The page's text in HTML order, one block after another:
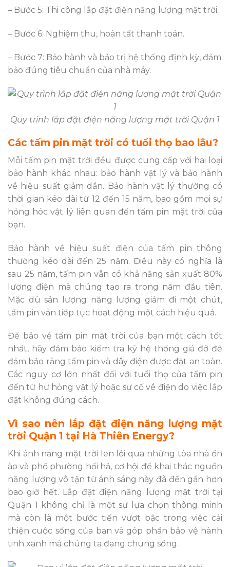
– Bước 5: Thi công lắp đặt điện năng lượng mặt trời.
– Bước 6: Nghiệm thu, hoàn tất thanh toán.
– Bước 7: Bảo hành và bảo trị hệ thống định kỳ, đảm
bảo đúng tiêu chuẩn của nhà máy.
Quy trình lắp đặt điện năng lượng mặt trời Quận 1
Các tấm pin mặt trời có tuổi thọ bao lâu?
Mỗi tấm pin mặt trời đều được cung cấp với hai loại
bảo hành khác nhau: bảo hành vật lý và bảo hành
về hiệu suất giảm dần. Bảo hành vật lý thường có
thời gian kéo dài từ 12 đến 15 năm, bao gồm mọi sự
hỏng hóc vật lý liên quan đến tấm pin mặt trời của
bạn.
Bảo hành về hiệu suất điện của tấm pin thông
thường kéo dài đến 25 năm. Điều này có nghĩa là
sau 25 năm, tấm pin vẫn có khả năng sản xuất 80%
lượng điện mà chúng tạo ra trong năm đầu tiên.
Mặc dù sản lượng năng lượng giảm đi một chút,
tấm pin vẫn tiếp tục hoạt động một cách hiệu quả.
Để bảo vệ tấm pin mặt trời của bạn một cách tốt
nhất, hãy đảm bảo kiểm tra kỹ hệ thống giá đỡ để
đảm bảo rằng tấm pin và dây điện được đặt an toàn.
Các nguy cơ lớn nhất đối với tuổi thọ của tấm pin
đến từ hư hỏng vật lý hoặc sự cố về điện do việc lắp
đặt không đúng cách.
Vì sao nên lắp đặt điện năng lượng mặt
trời Quận 1 tại Hà Thiên Energy?
Khi ánh nắng mặt trời len lỏi qua những tòa nhà ồn
ào và phố phường hối hả, cơ hội để khai thác nguồn
năng lượng vô tận từ ánh sáng này đã đến gần hơn
bao giờ hết. Lắp đặt điện năng lượng mặt trời tại
Quận 1 không chỉ là một sự lựa chọn thông minh
mà còn là một bước tiến vượt bậc trong việc cải
thiện cuộc sống của bạn và góp phần bảo vệ hành
tinh xanh mà chúng ta đang chung sống.